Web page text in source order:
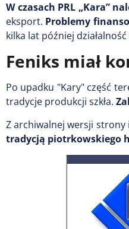
W czasach PRL „Kara”
eksport. Problemy
kilka lat później
Feniks miał
Po upadku "Kary" część
tradycje produkcji szkła.
Z archiwalnej wersji
tradycją piotrkowskiego